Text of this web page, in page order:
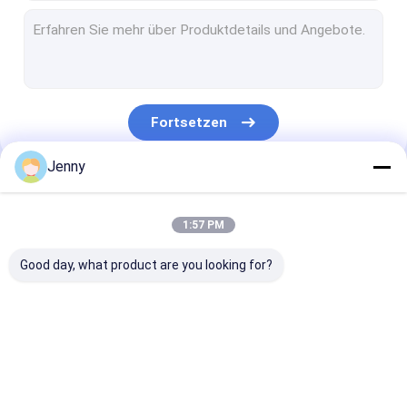
Processless-Druckplatten
Doppelschicht CTP-Platte
Fortsetzen
Unsere Kategorien
Jenny
1:57 PM
Good day, what product are you looking for?